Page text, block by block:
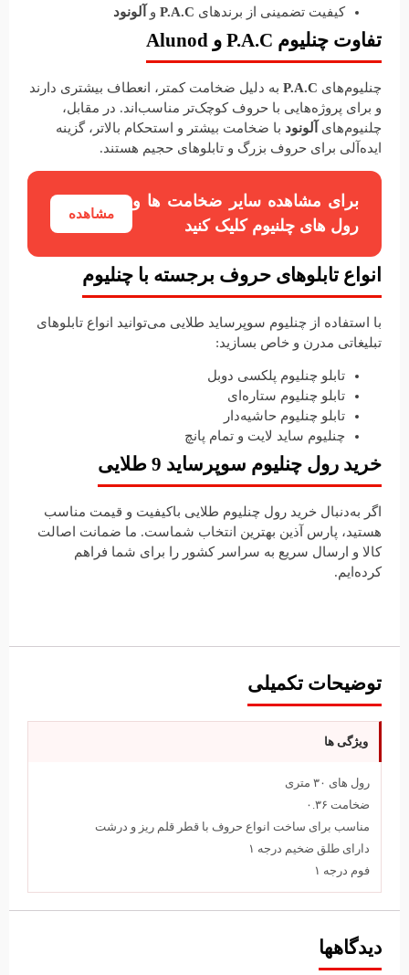
کیفیت تضمینی از برندهای P.A.C و آلونود
تفاوت چنلیوم P.A.C و Alunod
چنلیوم‌های P.A.C به دلیل ضخامت کمتر، انعطاف بیشتری دارند
و برای پروژه‌هایی با حروف کوچک‌تر مناسب‌اند. در مقابل،
چلنیوم‌های
آلونود با ضخامت بیشتر و استحکام بالاتر، گزینه
ایده‌آلی برای حروف بزرگ و تابلوهای حجیم هستند.
برای مشاهده سایر ضخامت ها و
رول های چلنیوم کلیک کنید
مشاهده
انواع تابلوهای حروف برجسته با چنلیوم
با استفاده از چنلیوم سوپرساید طلایی می‌توانید انواع تابلوهای
تبلیغاتی مدرن و خاص بسازید:
تابلو چنلیوم پلکسی دوبل
تابلو چنلیوم ستاره‌ای
تابلو چنلیوم حاشیه‌دار
چنلیوم ساید لایت و تمام پانچ
خرید رول چنلیوم سوپرساید 9 طلایی
اگر به‌دنبال خرید رول چنلیوم طلایی باکیفیت و قیمت مناسب
هستید، پارس آذین بهترین انتخاب شماست. ما ضمانت اصالت
کالا و ارسال سریع به سراسر کشور را برای شما فراهم
کرده‌ایم.
توضیحات تکمیلی
ویژگی ها
رول های ۳۰ متری
ضخامت ۰.۳۶
مناسب برای ساخت انواع حروف با قطر قلم ریز و درشت
دارای طلق ضخیم درجه ۱
فوم درجه ۱
دیدگاهها